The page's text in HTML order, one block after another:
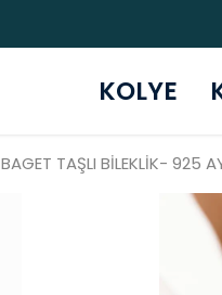
KOLYE
BAGET TAŞLI BİLEKLİK- 925